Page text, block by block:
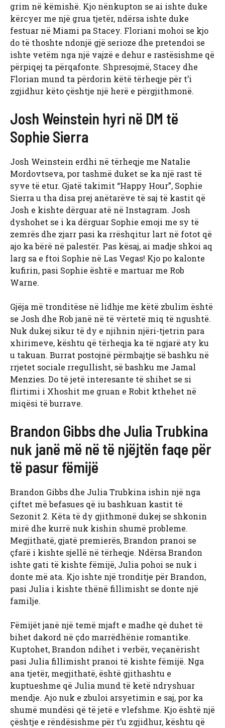
grim në këmishë. Kjo nënkupton se ai ishte duke
kërcyer me një grua tjetër, ndërsa ishte duke
festuar në Miami pa Stacey. Floriani mohoi se kjo
do të thoshte ndonjë gjë serioze dhe pretendoi se
ishte vetëm nga një vajzë e dehur e rastësishme që
përpiqej ta përqafonte. Shpresojmë, Stacey dhe
Florian mund ta përdorin këtë tërheqje për t’i
zgjidhur këto çështje një herë e përgjithmonë.
Josh Weinstein hyri në DM të
Sophie Sierra
Josh Weinstein erdhi në tërheqje me Natalie
Mordovtseva, por tashmë duket se ka një rast të
syve të etur. Gjatë takimit “Happy Hour”, Sophie
Sierra u tha disa prej anëtarëve të saj të kastit që
Josh e kishte dërguar atë në Instagram. Josh
dyshohet se i ka dërguar Sophie emoji me sy të
zemrës dhe zjarr pasi ka rrëshqitur lart në fotot që
ajo ka bërë në palestër. Pas kësaj, ai madje shkoi aq
larg sa e ftoi Sophie në Las Vegas! Kjo po kalonte
kufirin, pasi Sophie është e martuar me Rob
Warne.
Gjëja më tronditëse në lidhje me këtë zbulim është
se Josh dhe Rob janë në të vërtetë miq të ngushtë.
Nuk dukej sikur të dy e njihnin njëri-tjetrin para
xhirimeve, kështu që tërheqja ka të ngjarë aty ku
u takuan. Burrat postojnë përmbajtje së bashku në
rrjetet sociale rregullisht, së bashku me Jamal
Menzies. Do të jetë interesante të shihet se si
flirtimi i Xhoshit me gruan e Robit kthehet në
miqësi të burrave.
Brandon Gibbs dhe Julia Trubkina
nuk janë më në të njëjtën faqe për
të pasur fëmijë
Brandon Gibbs dhe Julia Trubkina ishin një nga
çiftet më befasues që iu bashkuan kastit të
Sezonit 2. Këta të dy gjithmonë dukej se shkonin
mirë dhe kurrë nuk kishin shumë probleme.
Megjithatë, gjatë premierës, Brandon pranoi se
çfarë i kishte sjellë në tërheqje. Ndërsa Brandon
ishte gati të kishte fëmijë, Julia pohoi se nuk i
donte më ata. Kjo ishte një tronditje për Brandon,
pasi Julia i kishte thënë fillimisht se donte një
familje.
Fëmijët janë një temë mjaft e madhe që duhet të
bihet dakord në çdo marrëdhënie romantike.
Kuptohet, Brandon ndihet i verbër, veçanërisht
pasi Julia fillimisht pranoi të kishte fëmijë. Nga
ana tjetër, megjithatë, është gjithashtu e
kuptueshme që Julia mund të ketë ndryshuar
mendje. Ajo nuk e zbuloi arsyetimin e saj, por ka
shumë mundësi që të jetë e vlefshme. Kjo është një
çështje e rëndësishme për t’u zgjidhur, kështu që